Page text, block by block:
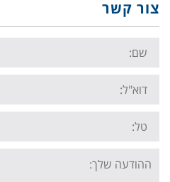
צור קשר
Name:
Email:
Tel:
Your
message: